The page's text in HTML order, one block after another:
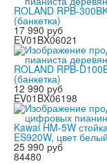
ROLAND RPB-
(банкетка)
17 990 руб
EV01BX06021
ROLAND RPB-
(банкетка)
12 990 руб
EV01BX06198
Kawai HM-5W
ES920W, цвет белый
25 990 руб
84480